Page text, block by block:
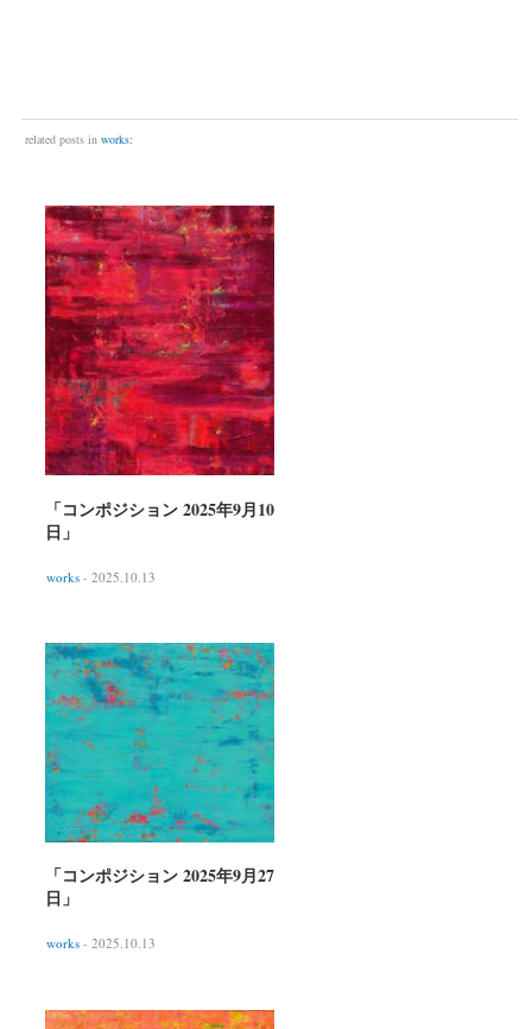
related posts in works:
「コンポジション 2025年9月10
日」
works - 2025.10.13
「コンポジション 2025年9月27
日」
works - 2025.10.13